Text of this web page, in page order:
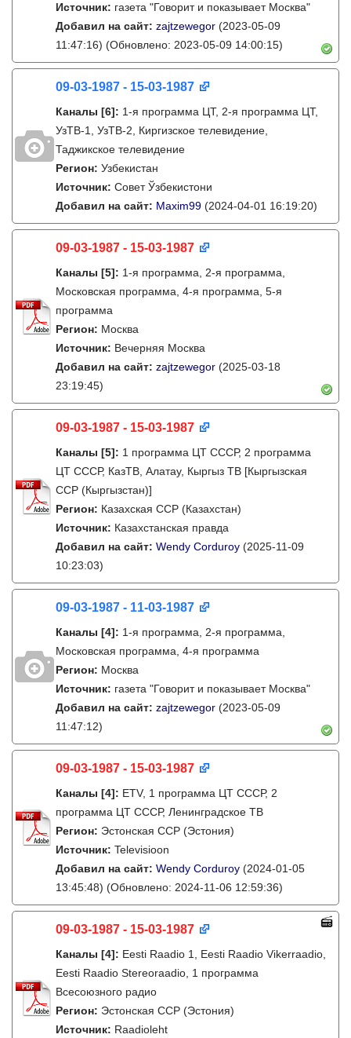
Источник: газета "Говорит и показывает Москва"
Добавил на сайт: zajtzewegor (2023-05-09
11:47:16) (Обновлено: 2023-05-09 14:00:15)
09-03-1987 - 15-03-1987
Каналы [6]: 1-я программа ЦТ, 2-я программа ЦТ,
УзТВ-1, УзТВ-2, Киргизское телевидение,
Таджикское телевидение
Регион: Узбекистан
Источник: Совет Ўзбекистони
Добавил на сайт: Maxim99 (2024-04-01 16:19:20)
09-03-1987 - 15-03-1987
Каналы [5]: 1-я программа, 2-я программа,
Московская программа, 4-я программа, 5-я
программа
Регион: Москва
Источник: Вечерняя Москва
Добавил на сайт: zajtzewegor (2025-03-18
23:19:45)
09-03-1987 - 15-03-1987
Каналы [5]: 1 программа ЦТ СССР, 2 программа
ЦТ СССР, КазТВ, Алатау, Кыргыз ТВ [Кыргызская
ССР (Кыргызстан)]
Регион: Казахская ССР (Казахстан)
Источник: Казахстанская правда
Добавил на сайт: Wendy Corduroy (2025-11-09
10:23:03)
09-03-1987 - 11-03-1987
Каналы [4]: 1-я программа, 2-я программа,
Московская программа, 4-я программа
Регион: Москва
Источник: газета "Говорит и показывает Москва"
Добавил на сайт: zajtzewegor (2023-05-09
11:47:12)
09-03-1987 - 15-03-1987
Каналы [4]: ETV, 1 программа ЦТ СССР, 2
программа ЦТ СССР, Ленинградское ТВ
Регион: Эстонская ССР (Эстония)
Источник: Televisioon
Добавил на сайт: Wendy Corduroy (2024-01-05
13:45:48) (Обновлено: 2024-11-06 12:59:36)
09-03-1987 - 15-03-1987
Каналы [4]: Eesti Raadio 1, Eesti Raadio Vikerraadio,
Eesti Raadio Stereoraadio, 1 программа
Всесоюзного радио
Регион: Эстонская ССР (Эстония)
Источник: Raadioleht